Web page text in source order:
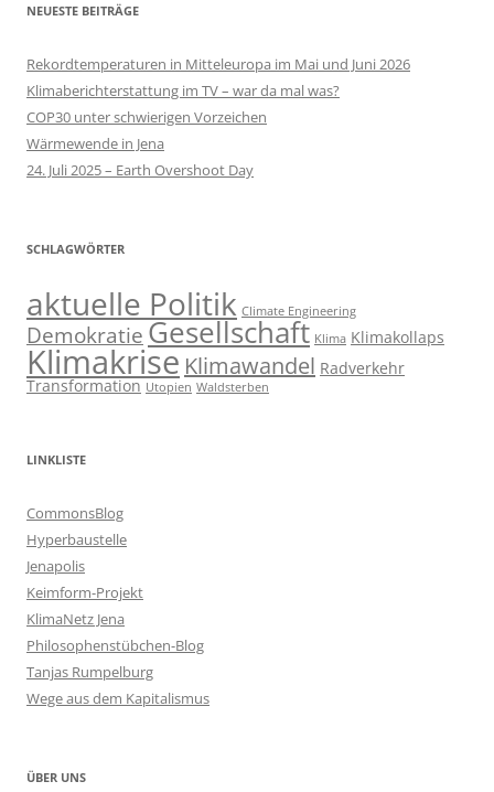
NEUESTE BEITRÄGE
Rekordtemperaturen in Mitteleuropa im Mai und Juni 2026
Klimaberichterstattung im TV – war da mal was?
COP30 unter schwierigen Vorzeichen
Wärmewende in Jena
24. Juli 2025 – Earth Overshoot Day
SCHLAGWÖRTER
aktuelle Politik Climate Engineering
DemokratieGesellschaft Klima Klimakollaps
Klimakrise Klimawandel Radverkehr
Transformation Utopien Waldsterben
LINKLISTE
CommonsBlog
Hyperbaustelle
Jenapolis
Keimform-Projekt
KlimaNetz Jena
Philosophenstübchen-Blog
Tanjas Rumpelburg
Wege aus dem Kapitalismus
ÜBER UNS